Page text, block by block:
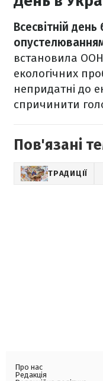
Всесвітній
встановила
екологічних
непридатні до
спричинити
Пов'язані
ТРАДИЦІЇ
Про нас
Редакція